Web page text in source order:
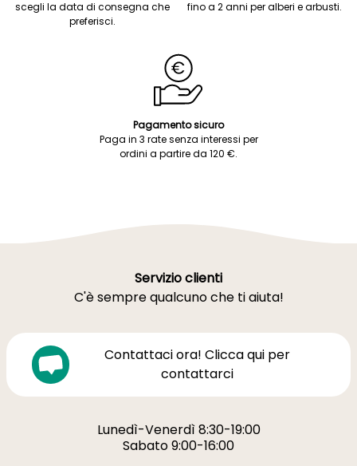
scegli la data di consegna che
preferisci.
fino a 2 anni per alberi e arbusti.
Pagamento sicuro
Paga in 3 rate senza interessi per
ordini a partire da 120 €.
Servizio clienti
C'è sempre qualcuno che ti aiuta!
Contattaci ora! Clicca qui per
contattarci
Lunedì-Venerdì 8:30-19:00
Sabato 9:00-16:00